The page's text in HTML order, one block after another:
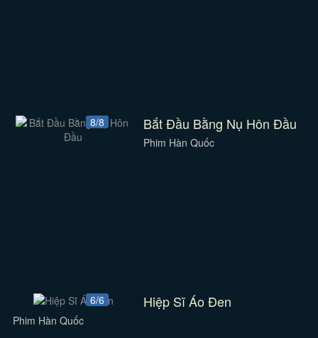
8/8 Bắt Đầu Bằng Nụ Hôn Đầu
Phim Hàn Quốc
6/6 Hiệp Sĩ Áo Đen
Phim Hàn Quốc